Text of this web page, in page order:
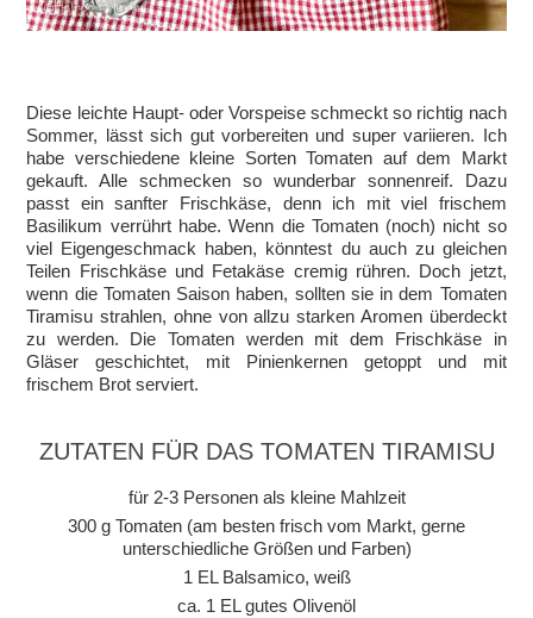
Diese leichte Haupt- oder Vorspeise schmeckt so richtig nach
Sommer, lässt sich gut vorbereiten und super variieren. Ich
habe verschiedene kleine Sorten Tomaten auf dem Markt
gekauft. Alle schmecken so wunderbar sonnenreif. Dazu
passt ein sanfter Frischkäse, denn ich mit viel frischem
Basilikum verrührt habe. Wenn die Tomaten (noch) nicht so
viel Eigengeschmack haben, könntest du auch zu gleichen
Teilen Frischkäse und Fetakäse cremig rühren. Doch jetzt,
wenn die Tomaten Saison haben, sollten sie in dem Tomaten
Tiramisu strahlen, ohne von allzu starken Aromen überdeckt
zu werden. Die Tomaten werden mit dem Frischkäse in
Gläser geschichtet, mit Pinienkernen getoppt und mit
frischem Brot serviert.
ZUTATEN FÜR DAS TOMATEN TIRAMISU
für 2-3 Personen als kleine Mahlzeit
300 g Tomaten (am besten frisch vom Markt, gerne
unterschiedliche Größen und Farben)
1 EL Balsamico, weiß
ca. 1 EL gutes Olivenöl